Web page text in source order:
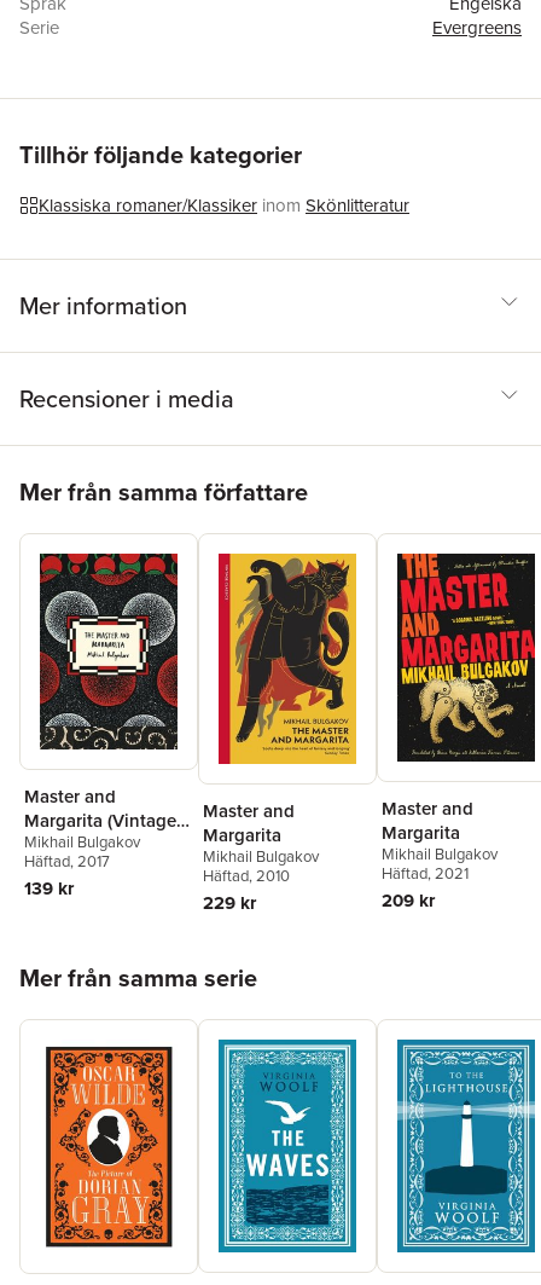
Serie
Evergreens
ISBN
9781847497826
Tillhör följande kategorier
Klassiska romaner/Klassiker inom Skönlitteratur
Mer information
Recensioner i media
Mer från samma författare
Master and
Margarita (Vintage
Classic Russians
Series)
Mikhail Bulgakov
Häftad, 2017
139 kr
Master and
Margarita
Mikhail Bulgakov
Häftad, 2010
229 kr
Master and
Margarita
Mikhail Bulgakov
Häftad, 2021
209 kr
Mer från samma serie